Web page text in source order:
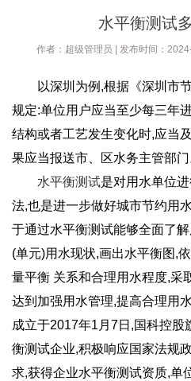
水平衡测试
作者：超级管理员 | 发布时间：
以深圳为例,根据《深圳市节
规定:单位用户应当至少每三年
结构或者工艺发生变化时,应当
果应当报送市、区水务主管部门
水平衡测试是对用水单位
法,也是进一步做好城市节约用
于通过水平衡测试能够全面了
(单元)用水现状,画出水平衡图,
量平衡 关系和合理用水程度,采
达到加强用水管理,提高合理用
成立于2017年1月7日,国科控股
衡测试企业,积极响应国家法规
求,获得企业水平衡测试资质,单